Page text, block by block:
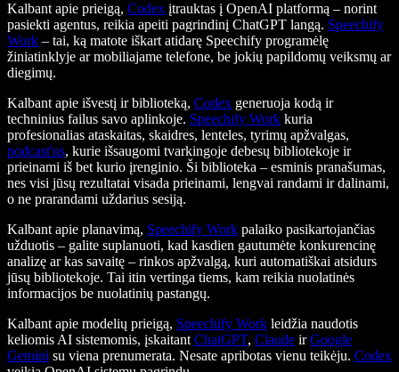
Kalbant apie prieigą, Codex įtrauktas į OpenAI platformą – norint
pasiekti agentus, reikia apeiti pagrindinį ChatGPT langą. Speechify
Work – tai, ką matote iškart atidarę Speechify programėlę
žiniatinklyje ar mobiliajame telefone, be jokių papildomų veiksmų ar
diegimų.
Kalbant apie išvestį ir biblioteką, Codex generuoja kodą ir
techninius failus savo aplinkoje. Speechify Work kuria
profesionalias ataskaitas, skaidres, lenteles, tyrimų apžvalgas,
podcast'us, kurie išsaugomi tvarkingoje debesų bibliotekoje ir
prieinami iš bet kurio įrenginio. Ši biblioteka – esminis pranašumas,
nes visi jūsų rezultatai visada prieinami, lengvai randami ir dalinami,
o ne prarandami uždarius sesiją.
Kalbant apie planavimą, Speechify Work palaiko pasikartojančias
užduotis – galite suplanuoti, kad kasdien gautumėte konkurencinę
analizę ar kas savaitę – rinkos apžvalgą, kuri automatiškai atsidurs
jūsų bibliotekoje. Tai itin vertinga tiems, kam reikia nuolatinės
informacijos be nuolatinių pastangų.
Kalbant apie modelių prieigą, Speechify Work leidžia naudotis
keliomis AI sistemomis, įskaitant ChatGPT, Claude irGoogle
Gemini su viena prenumerata. Nesate apribotas vienu teikėju. Codex